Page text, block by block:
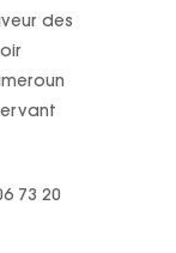
des
73 20